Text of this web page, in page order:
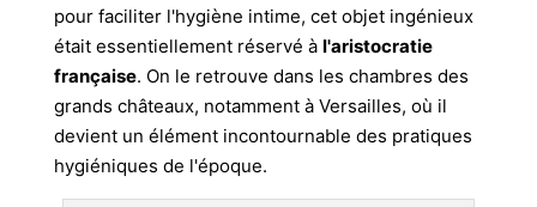
pour faciliter l'hygiène intime, cet objet ingénieux
était essentiellement réservé à l'aristocratie
française. On le retrouve dans les chambres des
grands châteaux, notamment à Versailles, où il
devient un élément incontournable des pratiques
hygiéniques de l'époque.